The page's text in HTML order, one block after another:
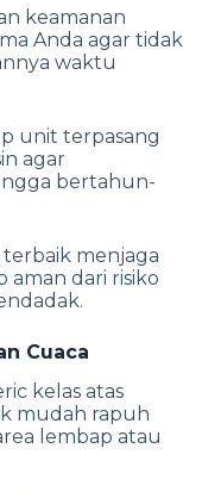
keamanan
Anda agar tidak
waktu
unit terpasang
agar
bertahun-
terbaik menjaga
aman dari risiko
Cuaca
kelas atas
mudah rapuh
lembap atau